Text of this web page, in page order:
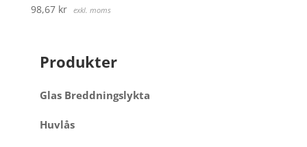
98,67 kr exkl. moms
Produkter
Glas Breddningslykta
Huvlås